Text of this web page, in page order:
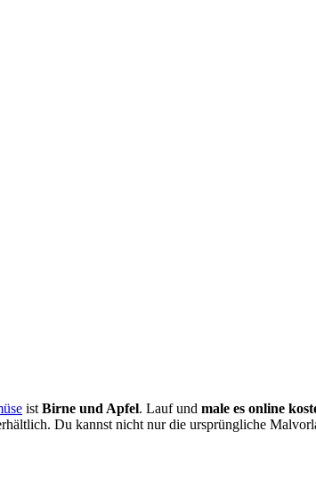
istBirne und Apfel. Lauf und male es online
Du kannst nicht nur die ursprüngliche